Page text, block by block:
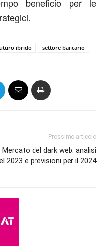
beneficio per le
ibrido settore bancario
Prossimo articolo
Mercato del dark web: analisi
2023 e previsioni per il 2024